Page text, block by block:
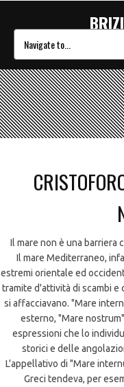
Il mare non è una barriera
Il mare Mediterraneo,
estremi orientale ed
tramite d'attività di scambi e
si affacciavano. "Mare
esterno, "Mare
espressioni che lo
storici e delle
L'appellativo di "Mare
Greci tendeva, per